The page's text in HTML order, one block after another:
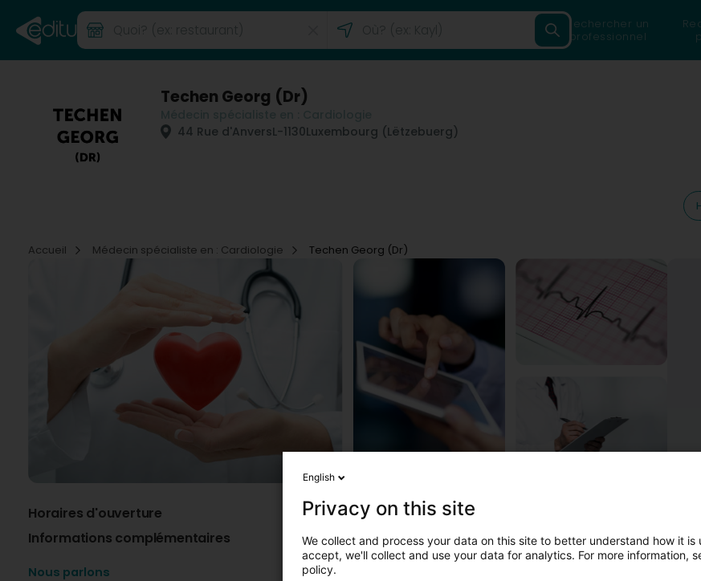
Rechercher un
professionnel
Techen Georg (Dr)
44 Rue d'AnversL-1130Luxembourg (Lëtzebuerg)
Accueil Médecin spécialiste en : Cardiologie Techen Georg (Dr)
Horaires d'ouverture
Informations complémentaires
Nous parlons
A propos de Techen Georg (Dr)
Cardiologie - Soins intensifs cardiologiques, Explorations
English
Privacy on this site
We collect and process your data on this site to better understand how it is
accept, we'll collect and use your data for analytics. For more information,
policy.